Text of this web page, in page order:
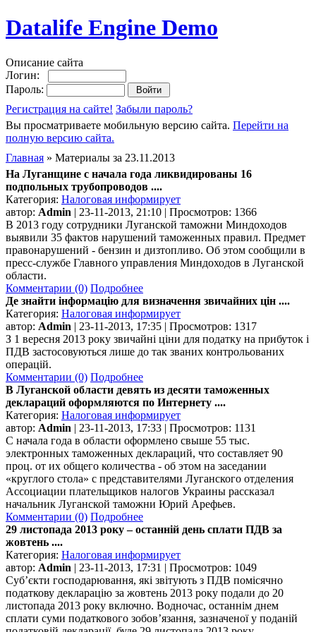
Datalife Engine Demo
Описание сайта
Логин:
Пароль:
Регистрация на сайте! Забыли пароль?
Вы просматриваете мобильную версию сайта. Перейти на
полную версию сайта.
Главная » Материалы за 23.11.2013
На Луганщине с начала года ликвидированы 16
подпольных трубопроводов ....
Категория: Налоговая информирует
автор: Admin | 23-11-2013, 21:10 | Просмотров: 1366
В 2013 году сотрудники Луганской таможни Миндоходов
выявили 35 фактов нарушений таможенных правил. Предмет
правонарушений - бензин и дизтопливо. Об этом сообщили в
пресс-службе Главного управления Миндоходов в Луганской
области.
Комментарии (0) Подробнее
Де знайти інформацію для визначення звичайних цін ....
Категория: Налоговая информирует
автор: Admin | 23-11-2013, 17:35 | Просмотров: 1317
З 1 вересня 2013 року звичайні ціни для податку на прибуток і
ПДВ застосовуються лише до так званих контрольованих
операцій.
Комментарии (0) Подробнее
В Луганской области девять из десяти таможенных
деклараций оформляются по Интернету ....
Категория: Налоговая информирует
автор: Admin | 23-11-2013, 17:33 | Просмотров: 1131
С начала года в области оформлено свыше 55 тыс.
электронных таможенных деклараций, что составляет 90
проц. от их общего количества - об этом на заседании
«круглого стола» с представителями Луганского отделения
Ассоциации плательщиков налогов Украины рассказал
начальник Луганской таможни Юрий Арефьев.
Комментарии (0) Подробнее
29 листопада 2013 року – останній день сплати ПДВ за
жовтень ....
Категория: Налоговая информирует
автор: Admin | 23-11-2013, 17:31 | Просмотров: 1049
Суб’єкти господарювання, які звітують з ПДВ помісячно
податкову декларацію за жовтень 2013 року подали до 20
листопада 2013 року включно. Водночас, останнім днем
сплати суми податкового зобов’язання, зазначеної у поданій